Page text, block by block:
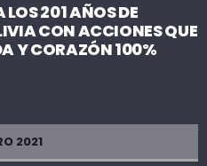
201 AÑOS DE
CON ACCIONES QUE
Y CORAZÓN 100%
2021